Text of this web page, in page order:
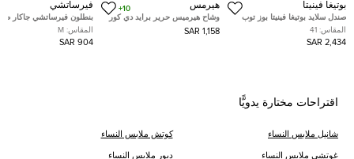
بوتيغا فينيتا
صندل سلايد بوتيغا فينيتا بوز توب
ملون تويد مقاس 41
المقاس: 41
2,434 SAR
هيرمس
10+
وشاح هيرميس حرير برايد دي كور
متعدد الألوان
1,158 SAR
فيرساتشي
بنطلون فيرساتشي جاكار
واسع بكامل تصميم الشعار
الوردي مقاس متوسط
المقاس: M
904 SAR
اقتراحات مختارة يدويًّا
شانيل ملابس النساء كوتش ملابس النساء
غوتشي ملابس النساء ديور ملابس النساء